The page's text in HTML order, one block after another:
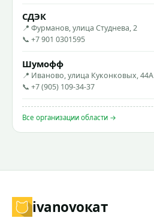
СДЭК
📍 Фурманов, улица Студнева, 2
📞 +7 901 0301595
Шумофф
📍 Иваново, улица Куконковых, 44А
📞 +7 (905) 109-34-37
Все организации области →
ivanovoкат